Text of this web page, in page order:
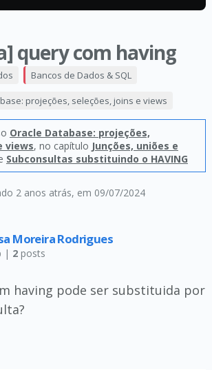
query com having
2 anos atrás, em 09/07/2024
Bancos de Dados & SQL
projeções, seleções, joins e views
Oracle Database: projeções,
views, no capítulo Junções, uniões e
Subconsultas substituindo o HAVING
Moreira Rodrigues
| 2posts
having pode ser substituida por